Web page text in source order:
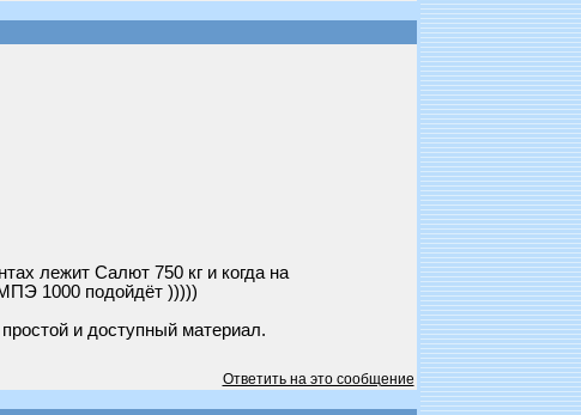
лежит Салют 750 кг и когда на
1000 подойдёт )))))
и доступный материал.
Ответить на это сообщение